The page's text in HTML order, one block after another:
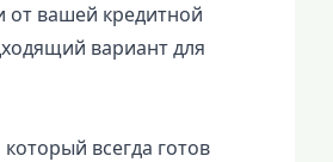
от вашей кредитной
вариант для
всегда готов